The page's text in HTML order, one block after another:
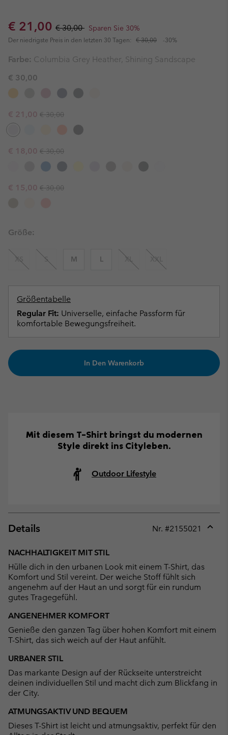
Sale price:
€ 21,00 Regular price:
€ 30,00 Sparen Sie 30%
Der niedrigste Preis in den letzten 30 Tagen: € 30,00 -30%
Farbe: Columbia Grey Heather, Shining Sandscape
€ 30,00
Sale price:
€ 21,00 Regular price:
€ 30,00
Sale price:
€ 18,00 Regular price:
€ 30,00
Sale price:
€ 15,00 Regular price:
€ 30,00
Größe:
XS S M L XL XXL
Größentabelle
Regular Fit: Universelle, einfache Passform für
komfortable Bewegungsfreiheit.
In Den Warenkorb
Mit diesem T-Shirt bringst du modernen
Style direkt ins Cityleben.
Outdoor Lifestyle
Details Nr. #2155021
NACHHALTIGKEIT MIT STIL
Hülle dich in den urbanen Look mit einem T-Shirt, das
Komfort und Stil vereint. Der weiche Stoff fühlt sich
angenehm auf der Haut an und sorgt für ein rundum
gutes Tragegefühl.
ANGENEHMER KOMFORT
Genieße den ganzen Tag über hohen Komfort mit einem
T-Shirt, das sich weich auf der Haut anfühlt.
URBANER STIL
Das markante Design auf der Rückseite unterstreicht
deinen individuellen Stil und macht dich zum Blickfang in
der City.
ATMUNGSAKTIV UND BEQUEM
Dieses T-Shirt ist leicht und atmungsaktiv, perfekt für den